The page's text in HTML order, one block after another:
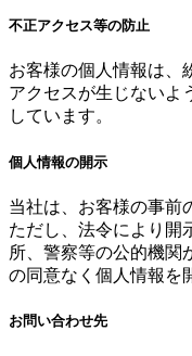
不正アクセス等の防止
お客様の個人情報は、
アクセスが生じないよ
しています。
個人情報の開示
当社は、お客様の事前
ただし、法令により開
所、警察等の公的機関
の同意なく個人情報を
お問い合わせ先